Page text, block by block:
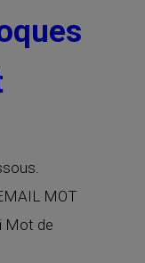
MOT
Mot de